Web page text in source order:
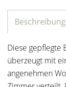
Beschreibung
Diese gepflegte
überzeugt mit
angenehmen